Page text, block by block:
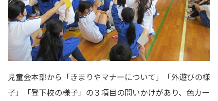
児童会本部から「きまりやマナーについて」「外遊びの様
子」「登下校の様子」の３項目の問いかけがあり、色カー